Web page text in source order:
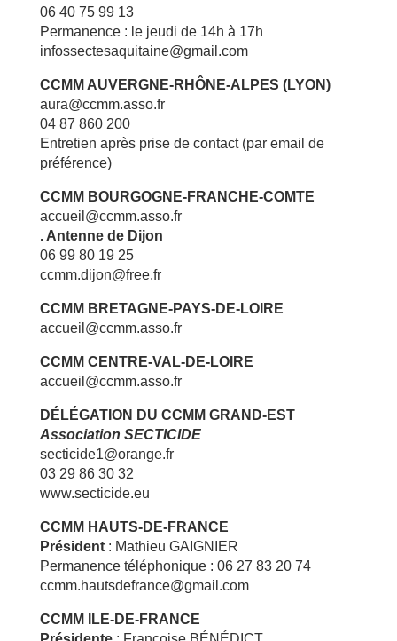
06 40 75 99 13
Permanence : le jeudi de 14h à 17h
infossectesaquitaine@gmail.com
CCMM AUVERGNE-RHÔNE-ALPES (LYON)
aura@ccmm.asso.fr
04 87 860 200
Entretien après prise de contact (par email de
préférence)
CCMM BOURGOGNE-FRANCHE-COMTE
accueil@ccmm.asso.fr
. Antenne de Dijon
06 99 80 19 25
ccmm.dijon@free.fr
CCMM BRETAGNE-PAYS-DE-LOIRE
accueil@ccmm.asso.fr
CCMM CENTRE-VAL-DE-LOIRE
accueil@ccmm.asso.fr
DÉLÉGATION DU CCMM GRAND-EST
Association SECTICIDE
secticide1@orange.fr
03 29 86 30 32
www.secticide.eu
CCMM HAUTS-DE-FRANCE
Président: Mathieu GAIGNIER
Permanence téléphonique : 06 27 83 20 74
ccmm.hautsdefrance@gmail.com
CCMM ILE-DE-FRANCE